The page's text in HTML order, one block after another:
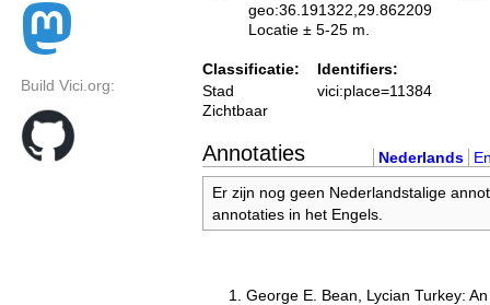
Build Vici.org:
geo:36.191322,29.862209
Locatie ± 5-25 m.
Classificatie:
Stad
Zichtbaar
Identifiers:
vici:place=11384
Annotaties Nederlands
Er zijn nog geen Nederlandstalige
annotaties in het Engels.
George E. Bean, Lycian Turkey: